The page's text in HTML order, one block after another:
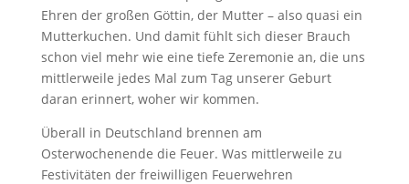
Ehren der großen Göttin, der Mutter – also quasi ein
Mutterkuchen. Und damit fühlt sich dieser Brauch
schon viel mehr wie eine tiefe Zeremonie an, die uns
mittlerweile jedes Mal zum Tag unserer Geburt
daran erinnert, woher wir kommen.
Überall in Deutschland brennen am
Osterwochenende die Feuer. Was mittlerweile zu
Festivitäten der freiwilligen Feuerwehren